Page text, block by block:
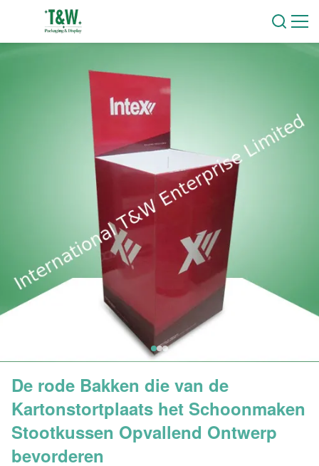
De rode Bakken die van de
Kartonstortplaats het Schoonmaken
Stootkussen Opvallend Ontwerp
bevorderen